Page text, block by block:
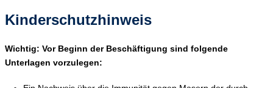
Kinderschutzhinweis
Wichtig: Vor Beginn der Beschäftigung sind folgende
Unterlagen vorzulegen: